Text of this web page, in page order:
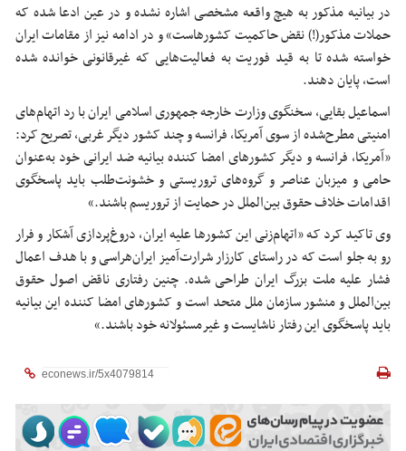
در بیانیه مذکور به هیچ واقعه مشخصی اشاره نشده و در عین ادعا شده که
حملات مذکور(!) نقض حاکمیت کشورهاست» و در ادامه نیز از مقامات ایران
خواسته شده تا به قید فوریت به فعالیت‌هایی که غیرقانونی خوانده شده
است، پایان دهند.
اسماعیل بقایی، سخنگوی وزارت خارجه جمهوری اسلامی ایران با رد اتهام‌های
امنیتی مطرح‌شده از سوی آمریکا، فرانسه و چند کشور دیگر غربی، تصریح کرد:
«آمریکا، فرانسه و دیگر کشورهای امضا کننده بیانیه ضد ایرانی خود به‌عنوان
حامی و میزبان عناصر و گروه‌های تروریستی و خشونت‌طلب باید پاسخگوی
اقدامات خلاف حقوق بین‌الملل در حمایت از تروریسم باشند.»
وی تاکید کرد که «اتهام‌زنی این کشورها علیه ایران، دروغ‌پردازی آشکار و فرار
رو به جلو است که در راستای کارزار شرارت‌آمیز ایران‌هراسی و با هدف اعمال
فشار علیه ملت بزرگ ایران طراحی شده. چنین رفتاری ناقض اصول حقوق
بین‌الملل و منشور سازمان ملل متحد است و کشورهای امضا کننده این بیانیه
باید پاسخگوی این رفتار ناشایست و غیرمسئولانه خود باشند.»